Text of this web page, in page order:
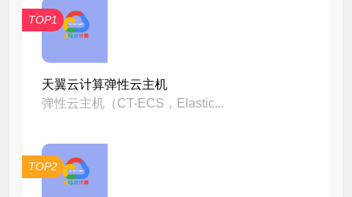
TOP1
天翼云计算弹性云主机
弹性云主机（CT-ECS，Elastic...
TOP2